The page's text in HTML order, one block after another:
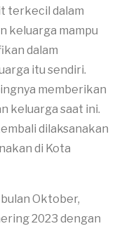
terkecil dalam
keluarga mampu
dalam
itu sendiri.
memberikan
keluarga saat ini.
dilaksanakan
di Kota
Oktober,
2023 dengan